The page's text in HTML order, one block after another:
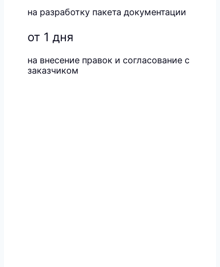
на разработку пакета документации
от 1 дня
на внесение правок и согласование с
заказчиком